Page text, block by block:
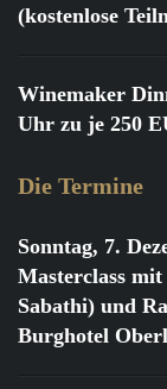
(kostenlose
Winemaker
Uhr zu je 250
Die Termine
Sonntag, 7.
Masterclass
Sabathi) und
Burghotel